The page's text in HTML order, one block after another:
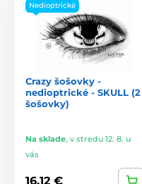
Nedioptrické
Crazy šošovky -
nedioptrické - SKULL (2
šošovky)
Na sklade, v stredu 12. 8. u
vás
16,12 €